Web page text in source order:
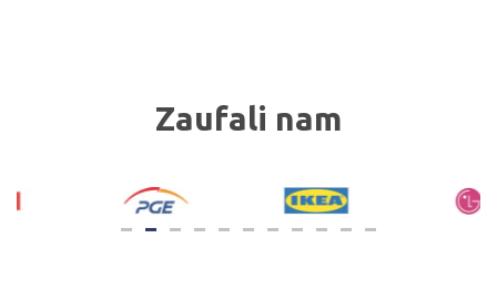
Zaufali nam